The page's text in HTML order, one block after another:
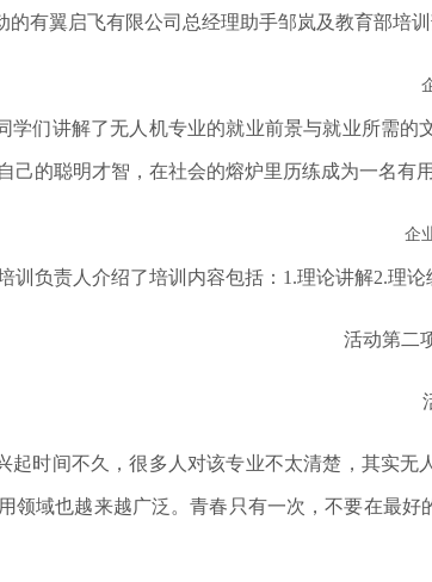
有翼启飞有限公司总经理助手邹岚及教育部培训
学们讲解了无人机专业的就业前景与就业所需
己的聪明才智，在社会的熔炉里历练成为一名有用
企
负责人介绍了培训内容包括：1.理论讲解2.理论
活动第二项
时间不久，很多人对该专业不太清楚，其实无
领域也越来越广泛。青春只有一次，不要在最